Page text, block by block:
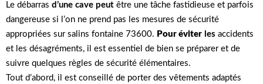
Le débarras d’une cave peut être une tâche fastidieuse et parfois
dangereuse si l’on ne prend pas les mesures de sécurité
appropriées sur salins fontaine 73600. Pour éviter les accidents
et les désagréments, il est essentiel de bien se préparer et de
suivre quelques règles de sécurité élémentaires.
Tout d’abord, il est conseillé de porter des vêtements adaptés